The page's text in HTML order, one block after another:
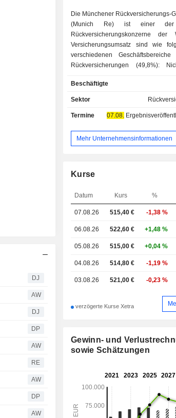
DJ
AW
DJ
DP
AW
RE
AW
DP
AW
Die Münchener Rückversicherungs-
(Munich Re) ist einer der
Rückversicherungskonzerne der
Versicherungsumsatz sind wie
verschiedenen
Rückversicherungen (49,8%):
Versicherungsumsatz) und
Krankenrückversicherungen
Krankenversicherungen
Lebensversicherungen (21,7%).
Versicherungsumsatz (30,7%)
Cyber-, Luftfahrt-, Raumfahrt-,
gesehen verteilen sich die
wie folgt: Deutschland (26,8%),
(3,5%), Asien und
(2,1%).
Beschäftigte
Sektor
Termine 07.08.
Mehr Unternehmensinformationen
Kurse
Datum Kurs %
07.08.26 515,40€ -1,38 %
06.08.26 522,60 € +1,48 %
05.08.26 515,00 € +0,04 %
04.08.26 514,80 € -1,19 %
03.08.26 521,00 € -0,23 %
verzögerte Kurse Xetra
Gewinn- und
sowie Schätzungen